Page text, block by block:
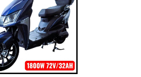
FIRE – ПОВНА
НА ДОРОЗІ!
новий стандарт
...